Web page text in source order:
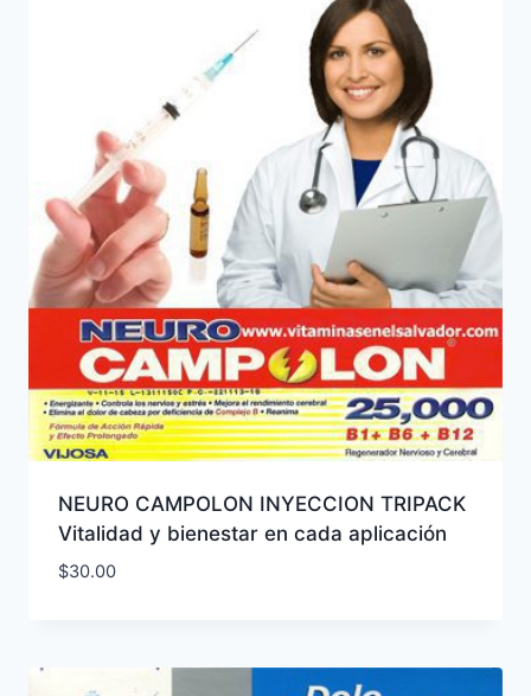
NEURO CAMPOLON INYECCION TRIPACK
Vitalidad y bienestar en cada aplicación
$30.00